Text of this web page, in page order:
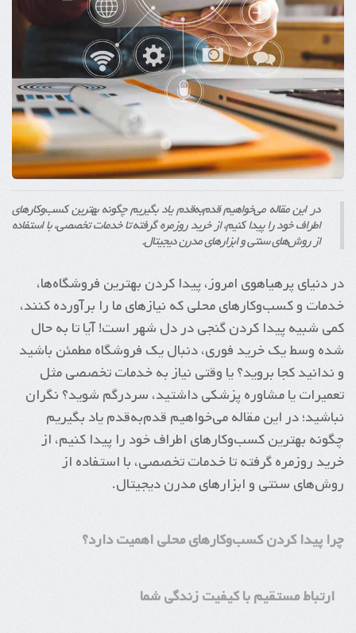
در این مقاله می‌خواهیم قدم‌به‌قدم یاد بگیریم چگونه بهترین کسب‌وکارهای
اطراف خود را پیدا کنیم، از خرید روزمره گرفته تا خدمات تخصصی، با استفاده
از روش‌های سنتی و ابزارهای مدرن دیجیتال.
در دنیای پرهیاهوی امروز، پیدا کردن بهترین فروشگاه‌ها،
خدمات و کسب‌وکارهای محلی که نیازهای ما را برآورده کنند،
کمی شبیه پیدا کردن گنجی در دل شهر است! آیا تا به حال
شده وسط یک خرید فوری، دنبال یک فروشگاه مطمئن باشید
و ندانید کجا بروید؟ یا وقتی نیاز به خدمات تخصصی مثل
تعمیرات یا مشاوره پزشکی داشتید، سردرگم شوید؟ نگران
نباشید؛ در این مقاله می‌خواهیم قدم‌به‌قدم یاد بگیریم
چگونه بهترین کسب‌وکارهای اطراف خود را پیدا کنیم، از
خرید روزمره گرفته تا خدمات تخصصی، با استفاده از
روش‌های سنتی و ابزارهای مدرن دیجیتال.
چرا پیدا کردن کسب‌وکارهای محلی اهمیت دارد؟
ارتباط مستقیم با کیفیت زندگی شما